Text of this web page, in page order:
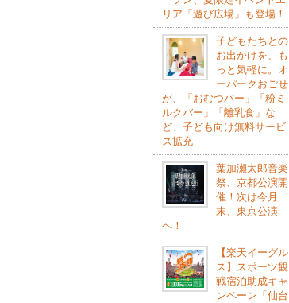
リア「遊び広場」も登場！
子どもたちとの
お出かけを、も
っと気軽に。オ
ーパークおごせ
が、「おむつバー」「粉ミ
ルクバー」「離乳食」な
ど、子ども向け無料サービ
ス拡充
葉加瀬太郎音楽
祭、京都公演開
催！次は今月
末、東京公演
へ！
【楽天イーグル
ス】スポーツ観
戦宿泊助成キャ
ンペーン「仙台